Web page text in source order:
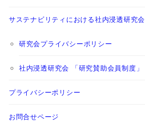
サステナビリティにおける社内浸透研究会
研究会プライバシーポリシー
社内浸透研究会 「研究賛助会員制度」
プライバシーポリシー
お問合せページ